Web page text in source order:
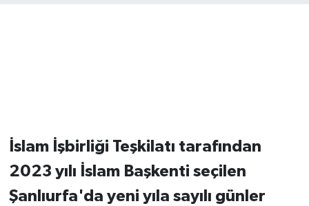
İslam İşbirliği Teşkilatı tarafından
2023 yılı İslam Başkenti seçilen
Şanlıurfa'da yeni yıla sayılı günler